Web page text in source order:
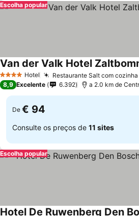
Escolha popular
4 EstrelasHotel Restaurante Salt com
Van der Valk Hotel
8,9 Excelente 6.392 a 2.0 km de
De € 94
Consulte os preços de 11 sites
Escolha popular